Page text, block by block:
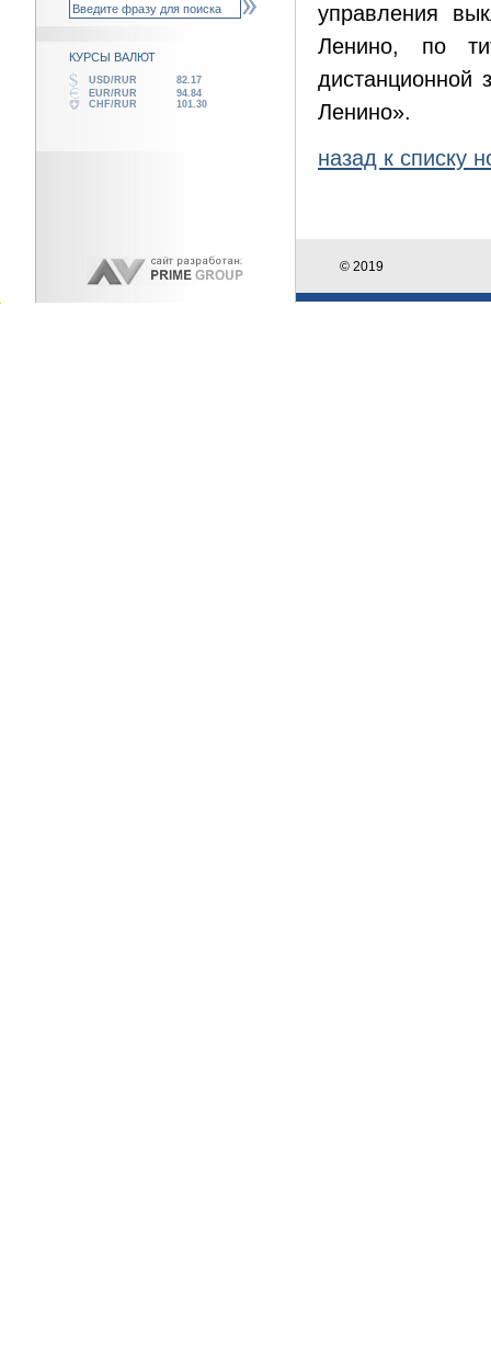
КУРСЫ ВАЛЮТ
USD/RUR
82.17
EUR/RUR
94.84
CHF/RUR
101.30
управления
Ленино, по
Ленино».
назад к списку
© 2019